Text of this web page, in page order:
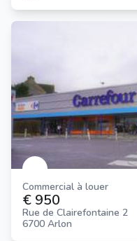
Commercial à louer
€ 950
Rue de Clairefontaine 2
6700 Arlon